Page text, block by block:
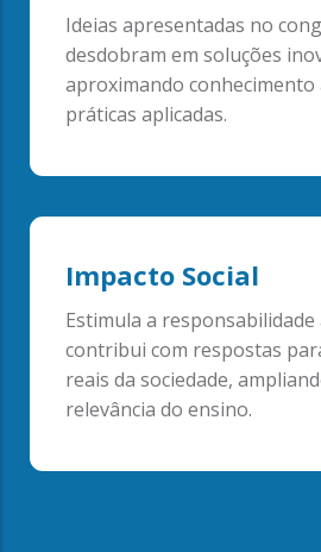
Ideias apresentadas no
desdobram em soluções
aproximando conhecimento
práticas aplicadas.
Impacto Social
Estimula a responsabilidade
contribui com respostas
reais da sociedade,
relevância do ensino.